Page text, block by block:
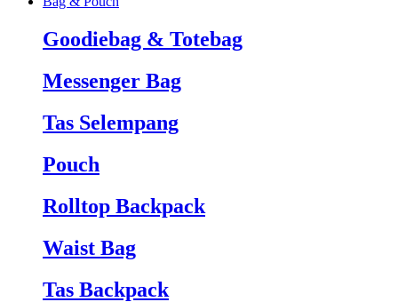
Goodiebag & Totebag
Messenger Bag
Tas Selempang
Pouch
Rolltop Backpack
Waist Bag
Tas Backpack